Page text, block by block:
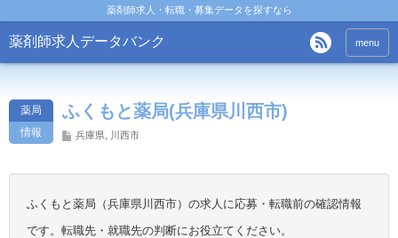
薬剤師求人・転職・募集データを探すなら
薬剤師求人データバンク menu
薬局
情報
ふくもと薬局(兵庫県川西市)
兵庫県 川西市
ふくもと薬局（兵庫県川西市）の求人に応募・転職前の確認情報
です。転職先・就職先の判断にお役立てください。